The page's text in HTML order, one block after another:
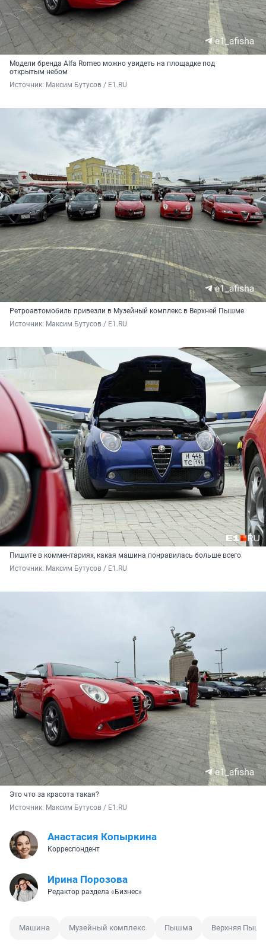
Модели бренда Alfa Romeo можно увидеть на площадке под
открытым небом
Источник: Максим Бутусов / E1.RU
Ретроавтомобиль привезли в Музейный комплекс в Верхней Пышме
Источник: Максим Бутусов / E1.RU
Пишите в комментариях, какая машина понравилась больше всего
Источник: Максим Бутусов / E1.RU
Это что за красота такая?
Источник: Максим Бутусов / E1.RU
Анастасия Копыркина
Корреспондент
Ирина Порозова
Редактор раздела «Бизнес»
Машина Музейный комплекс Пышма Верхняя